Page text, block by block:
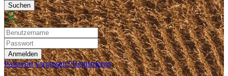
Suchen
Anmelden
Passwort vergessen? Registrieren